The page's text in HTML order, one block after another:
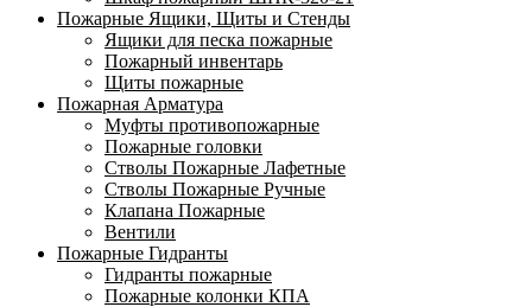
Пожарные Ящики, Щиты и Стенды
Ящики для песка пожарные
Пожарный инвентарь
Щиты пожарные
Пожарная Арматура
Муфты противопожарные
Пожарные головки
Стволы Пожарные Лафетные
Стволы Пожарные Ручные
Клапана Пожарные
Вентили
Пожарные Гидранты
Гидранты пожарные
Пожарные колонки КПА